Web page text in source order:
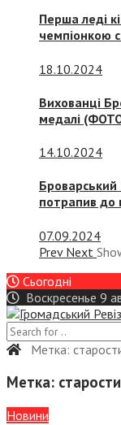
Перша леді
чемпіонкою
18.10.2024
Вихованці
медалі
14.10.2024
Броварський
потрапив до
07.09.2024
Prev Next
Сьогодні
Воскресенье 9
Метка:
Метка:
Новини